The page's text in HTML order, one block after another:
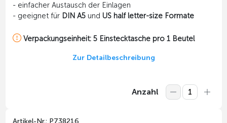
- einfacher Austausch der Einlagen
- geeignet für DIN A5und US half letter-size Formate
Verpackungseinheit: 5 Einstecktasche pro 1 Beutel
Zur Detailbeschreibung
Anzahl